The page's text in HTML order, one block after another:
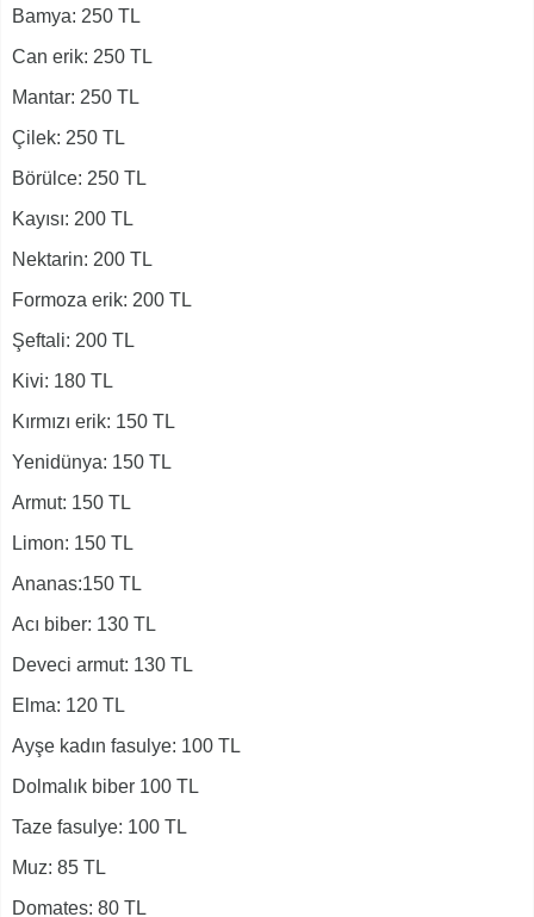
Bamya: 250 TL
Can erik: 250 TL
Mantar: 250 TL
Çilek: 250 TL
Börülce: 250 TL
Kayısı: 200 TL
Nektarin: 200 TL
Formoza erik: 200 TL
Şeftali: 200 TL
Kivi: 180 TL
Kırmızı erik: 150 TL
Yenidünya: 150 TL
Armut: 150 TL
Limon: 150 TL
Ananas:150 TL
Acı biber: 130 TL
Deveci armut: 130 TL
Elma: 120 TL
Ayşe kadın fasulye: 100 TL
Dolmalık biber 100 TL
Taze fasulye: 100 TL
Muz: 85 TL
Domates: 80 TL